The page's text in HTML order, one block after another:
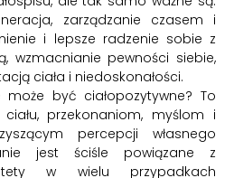
zarządzanie czasem i
i lepsze radzenie sobie z
wzmacnianie pewności siebie,
ciała i niedoskonałości.
może być ciałopozytywne? To
przekonaniom, myślom i
percepcji własnego
jest ściśle powiązane z
w wielu przypadkach